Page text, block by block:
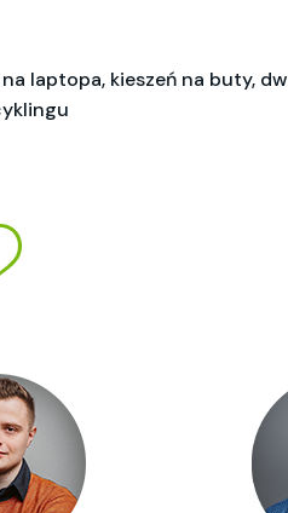
laptopa, kieszeń na buty,